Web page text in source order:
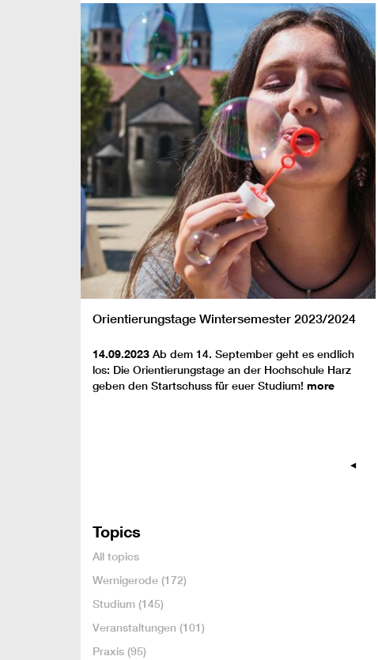
Orientierungstage Wintersemester 2023/2024
14.09.2023 Ab dem 14. September geht es endlich
los: Die Orientierungstage an der Hochschule Harz
geben den Startschuss für euer Studium! more
Topics
All topics
Wernigerode (172)
Studium (145)
Veranstaltungen (101)
Praxis (95)